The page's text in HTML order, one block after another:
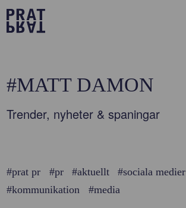
#MATT DAMON
Trender, nyheter & spaningar
#prat pr #pr #aktuellt
#sociala medier
#kommunikation
#media